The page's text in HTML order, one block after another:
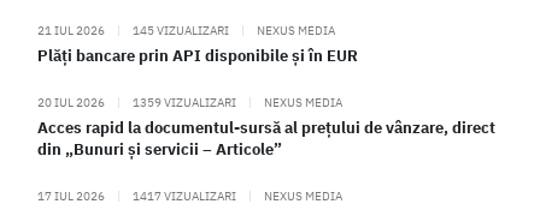
21 IUL 2026 | 145 VIZUALIZARI | NEXUS MEDIA
Plăți bancare prin API disponibile și în EUR
20 IUL 2026 | 1359 VIZUALIZARI | NEXUS MEDIA
Acces rapid la documentul-sursă al prețului de vânzare, direct
din „Bunuri și servicii – Articole”
17 IUL 2026 | 1417 VIZUALIZARI | NEXUS MEDIA